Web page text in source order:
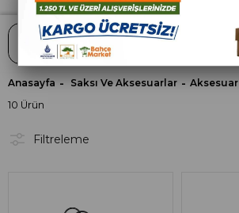
Anasayfa Saksı Ve Aksesuarlar Aksesuar
10 Ürün
Filtreleme